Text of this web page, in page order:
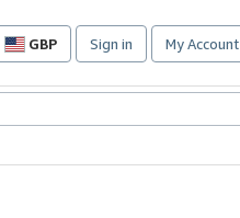
GBP
Site
preferences
Sign in My Account